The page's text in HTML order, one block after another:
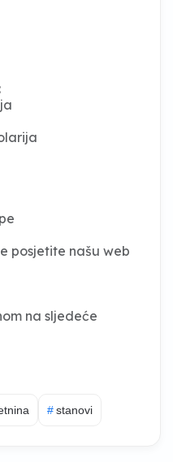
posjetite našu web
na sljedeće
#stanovi